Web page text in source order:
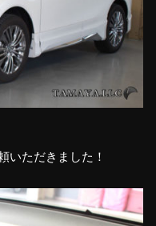
いただきました！